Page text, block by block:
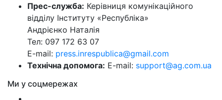
Прес-служба: Керівниця комунікаційного
відділу Інституту «Республіка»
Андрієнко Наталія
Тел: 097 172 63 07
E-mail: press.inrespublica@gmail.com
Технічна допомога: E-mail: support@ag.com.ua
Ми у соцмережах